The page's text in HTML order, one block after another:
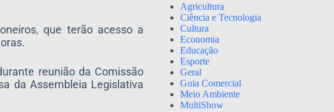
que terão acesso a
reunião da Comissão
da Assembleia Legislativa
Agricultura
Ciência e Tecnologia
Cultura
Economia
Educação
Esporte
Geral
Guia Comercial
Meio Ambiente
MultiShow